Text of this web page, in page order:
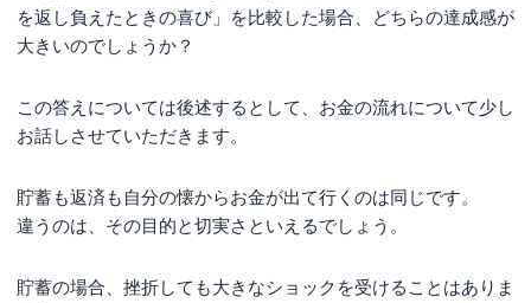
を返し負えたときの喜び」を比較した場合、どちらの達成感が
大きいのでしょうか？
この答えについては後述するとして、お金の流れについて少し
お話しさせていただきます。
貯蓄も返済も自分の懐からお金が出て行くのは同じです。
違うのは、その目的と切実さといえるでしょう。
貯蓄の場合、挫折しても大きなショックを受けることはありま